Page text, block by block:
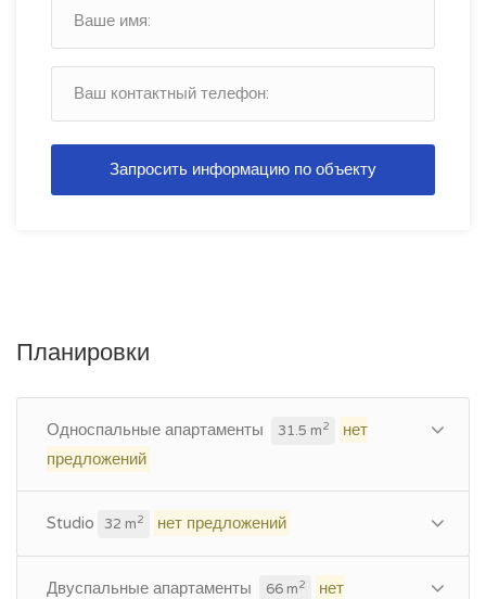
Запросить информацию по объекту
Планировки
Односпальные апартаменты 31.5 m2
нет
предложений
Studio 32 m2 нет предложений
Двуспальные апартаменты 66 m2
нет